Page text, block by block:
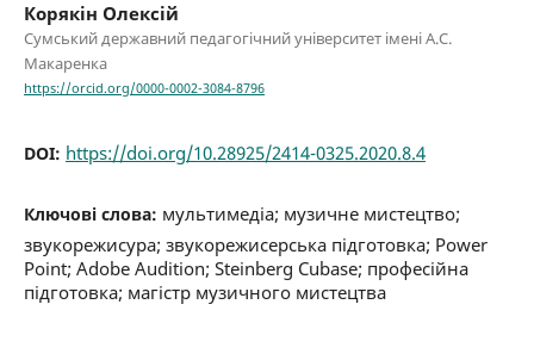
Корякін Олексій
Сумський державний педагогічний університет імені А.С.
Макаренка
https://orcid.org/0000-0002-3084-8796
DOI: https://doi.org/10.28925/2414-0325.2020.8.4
Ключові слова: мультимедіа; музичне мистецтво;
звукорежисура; звукорежисерська підготовка; Power
Point; Adobe Audition; Steinberg Cubase; професійна
підготовка; магістр музичного мистецтва